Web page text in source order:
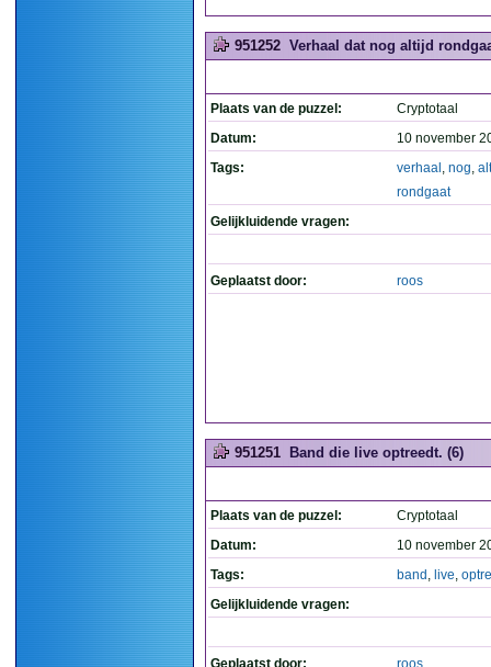
951252 Verhaal dat nog altijd
Plaats van de puzzel:
Cryptotaal
Datum:
10 november
Tags:
verhaal , nog,
rondgaat
Gelijkluidende vragen:
Geplaatst door: roos
951251 Band die live optreedt. (6)
Plaats van de puzzel:
Cryptotaal
Datum:
10 november
Tags:
band , live,
Gelijkluidende vragen:
Geplaatst door: roos